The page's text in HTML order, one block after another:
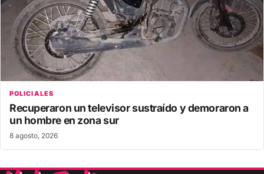
POLICIALES
Recuperaron un televisor sustraído y demoraron a
un hombre en zona sur
8 agosto, 2026